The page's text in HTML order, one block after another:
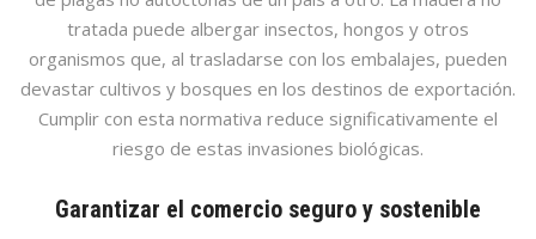
tratada puede albergar insectos, hongos y otros
organismos que, al trasladarse con los embalajes, pueden
devastar cultivos y bosques en los destinos de exportación.
Cumplir con esta normativa reduce significativamente el
riesgo de estas invasiones biológicas.
Garantizar el comercio seguro y sostenible